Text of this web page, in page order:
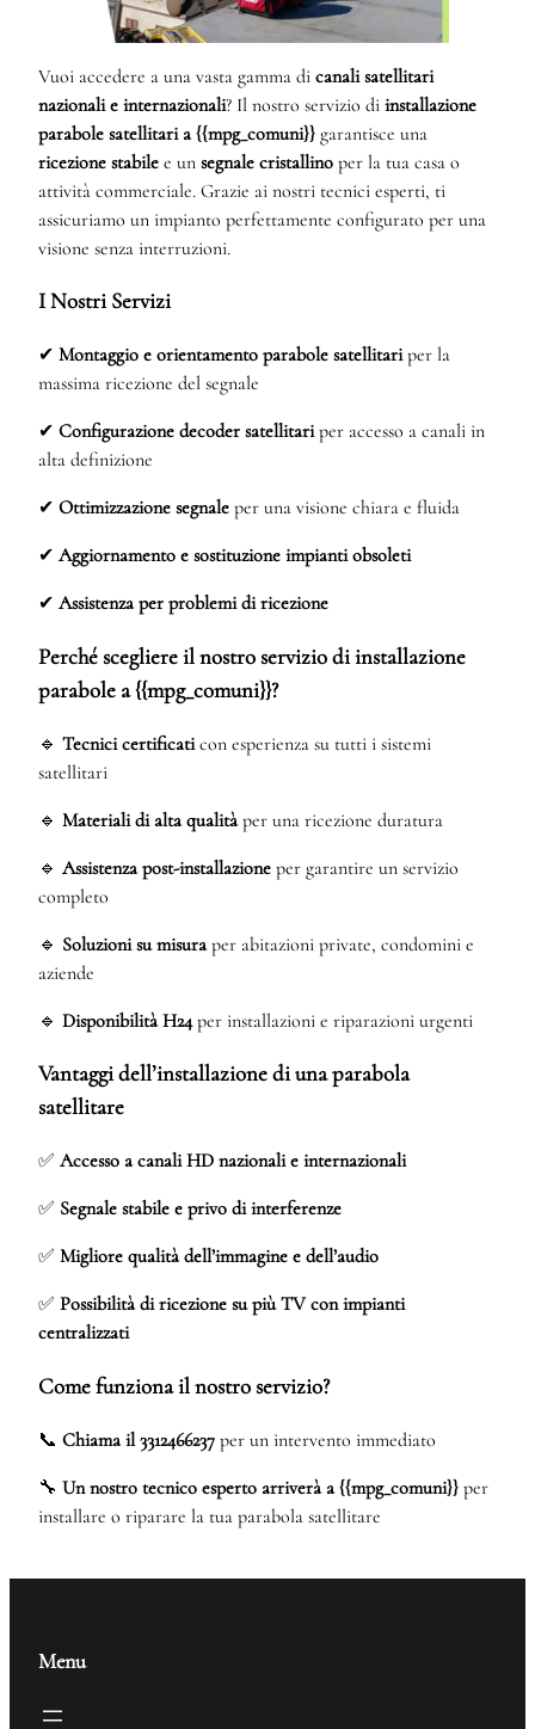
Vuoi accedere a una vasta gamma di canali satellitari
nazionali e internazionali? Il nostro servizio di installazione
parabole satellitari a {{mpg_comuni}} garantisce una
ricezione stabile e un segnale cristallino per la tua casa o
attività commerciale. Grazie ai nostri tecnici esperti, ti
assicuriamo un impianto perfettamente configurato per una
visione senza interruzioni.
I Nostri Servizi
✔ Montaggio e orientamento parabole satellitariper la
massima ricezione del segnale
✔ Configurazione decoder satellitariper accesso a canali in
alta definizione
✔ Ottimizzazione segnale per una visione chiara e fluida
✔ Aggiornamento e sostituzione impianti obsoleti
✔ Assistenza per problemi di ricezione
Perché scegliere il nostro servizio di installazione
parabole a {{mpg_comuni}}?
🔹 Tecnici certificaticon esperienza su tutti i sistemi
satellitari
🔹 Materiali di alta qualitàper una ricezione duratura
🔹 Assistenza post-installazione per garantire un servizio
completo
🔹 Soluzioni su misuraper abitazioni private, condomini e
aziende
🔹 Disponibilità H24per installazioni e riparazioni urgenti
Vantaggi dell’installazione di una parabola
satellitare
✅ Accesso a canali HD nazionali e internazionali
✅ Segnale stabile e privo di interferenze
✅ Migliore qualità dell’immagine e dell’audio
✅ Possibilità di ricezione su più TV con impianti
centralizzati
Come funziona il nostro servizio?
📞 Chiama il 3312466237 per un intervento immediato
🔧 Un nostro tecnico esperto arriverà a {{mpg_comuni}} per
installare o riparare la tua parabola satellitare
Menu